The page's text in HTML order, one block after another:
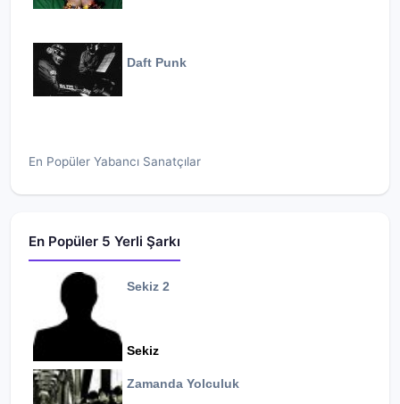
Daft Punk
En Popüler Yabancı Sanatçılar
En Popüler 5 Yerli Şarkı
Sekiz 2
Sekiz
Zamanda Yolculuk